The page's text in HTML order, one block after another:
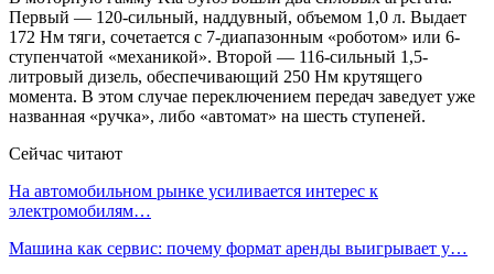
Первый — 120-сильный, наддувный, объемом 1,0 л. Выдает
172 Нм тяги, сочетается с 7-диапазонным «роботом» или 6-
ступенчатой «механикой». Второй — 116-сильный 1,5-
литровый дизель, обеспечивающий 250 Нм крутящего
момента. В этом случае переключением передач заведует уже
названная «ручка», либо «автомат» на шесть ступеней.
Сейчас читают
На автомобильном рынке усиливается интерес к
электромобилям…
Машина как сервис: почему формат аренды выигрывает у…